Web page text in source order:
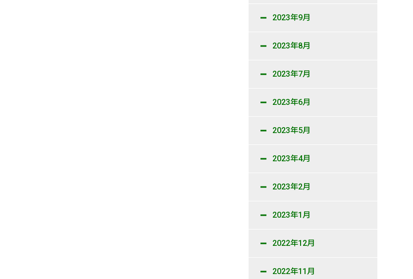
2023年9月
2023年8月
2023年7月
2023年6月
2023年5月
2023年4月
2023年2月
2023年1月
2022年12月
2022年11月